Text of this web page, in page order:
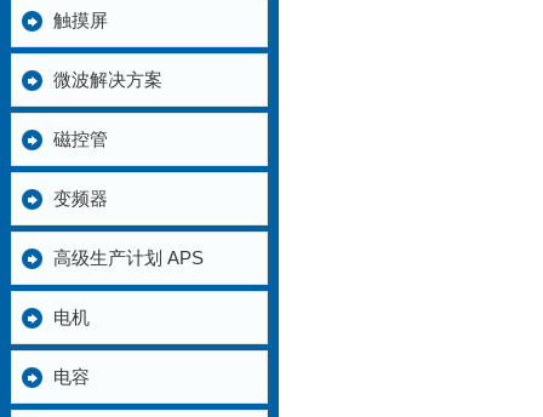
触摸屏
微波解决方案
磁控管
变频器
高级生产计划 APS
电机
电容